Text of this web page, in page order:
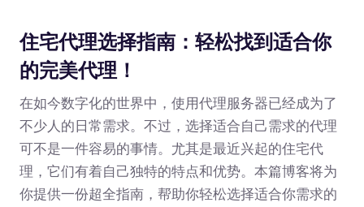
住宅代理选择指南：轻松找到适合你
的完美代理！
在如今数字化的世界中，使用代理服务器已经成为了
不少人的日常需求。不过，选择适合自己需求的代理
可不是一件容易的事情。尤其是最近兴起的住宅代
理，它们有着自己独特的特点和优势。本篇博客将为
你提供一份超全指南，帮助你轻松选择适合你需求的